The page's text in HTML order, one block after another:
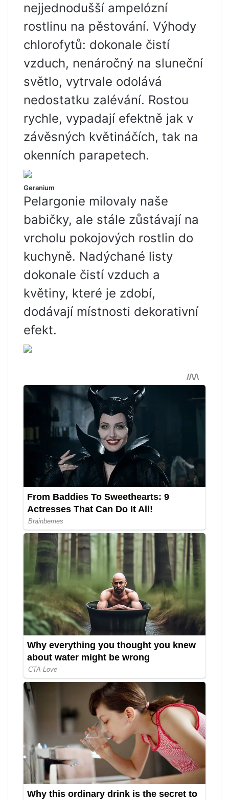
nejjednodušší ampelózní
rostlinu na pěstování. Výhody
chlorofytů: dokonale čistí
vzduch, nenáročný na sluneční
světlo, vytrvale odolává
nedostatku zalévání. Rostou
rychle, vypadají efektně jak v
závěsných květináčích, tak na
okenních parapetech.
Geranium
Pelargonie milovaly naše
babičky, ale stále zůstávají na
vrcholu pokojových rostlin do
kuchyně. Nadýchané listy
dokonale čistí vzduch a
květiny, které je zdobí,
dodávají místnosti dekorativní
efekt.